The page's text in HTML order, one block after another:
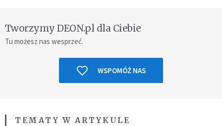
Tworzymy DEON.pl dla Ciebie
Tu możesz nas wesprzeć.
WSPOMÓŻ NAS
TEMATY W ARTYKULE